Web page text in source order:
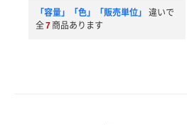
「容量」「色」「販売単位」
違いで
全7 商品あります